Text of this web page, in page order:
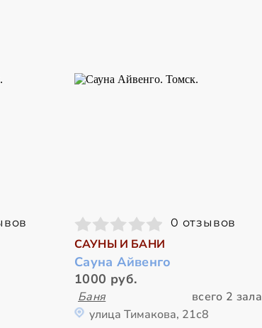
0 отзывов
САУНЫ И БАНИ
Сауна Айвенго
1000 руб.
Баня
всего 2 зала
улица Тимакова, 21с8